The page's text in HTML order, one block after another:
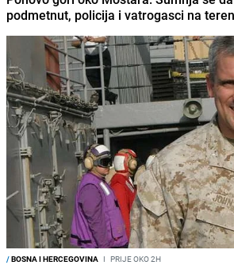
podmetnut, policija i vatrogasci na
/BOSNA I HERCEGOVINA I PRIJE OKO 2H